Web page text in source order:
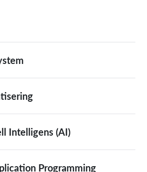
Intelligens (AI)
Programming